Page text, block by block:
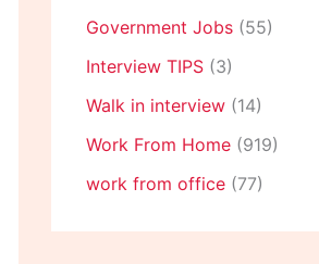
Government Jobs (55)
Interview TIPS (3)
Walk in interview (14)
Work From Home (919)
work from office (77)